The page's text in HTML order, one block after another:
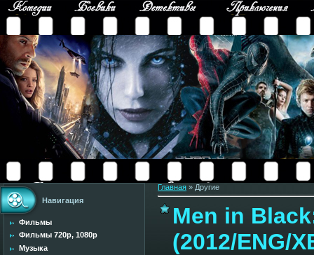
Навигация
Фильмы
Фильмы 720p, 1080p
Музыка
Главная » Другие
Men in
(2012/ENG/